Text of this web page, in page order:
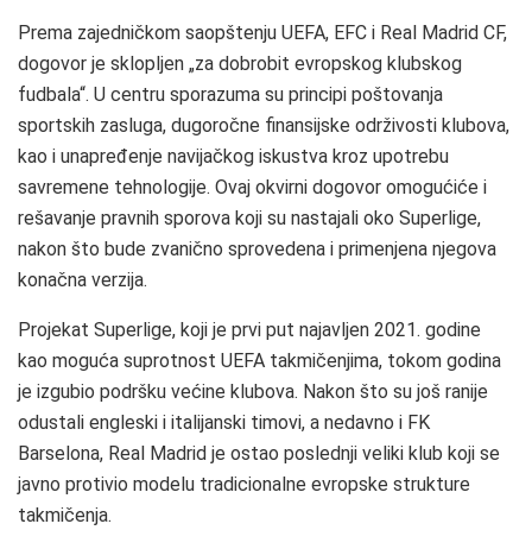
Prema zajedničkom saopštenju UEFA, EFC i Real Madrid CF,
dogovor je sklopljen „za dobrobit evropskog klubskog
fudbala“. U centru sporazuma su principi poštovanja
sportskih zasluga, dugoročne finansijske održivosti klubova,
kao i unapređenje navijačkog iskustva kroz upotrebu
savremene tehnologije. Ovaj okvirni dogovor omogućiće i
rešavanje pravnih sporova koji su nastajali oko Superlige,
nakon što bude zvanično sprovedena i primenjena njegova
konačna verzija.
Projekat Superlige, koji je prvi put najavljen 2021. godine
kao moguća suprotnost UEFA takmičenjima, tokom godina
je izgubio podršku većine klubova. Nakon što su još ranije
odustali engleski i italijanski timovi, a nedavno i FK
Barselona, Real Madrid je ostao poslednji veliki klub koji se
javno protivio modelu tradicionalne evropske strukture
takmičenja.